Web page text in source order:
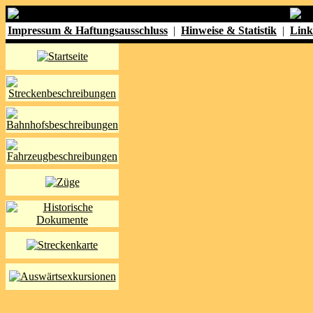
Impressum & Haftungsausschluss | Hinweise & Statistik |